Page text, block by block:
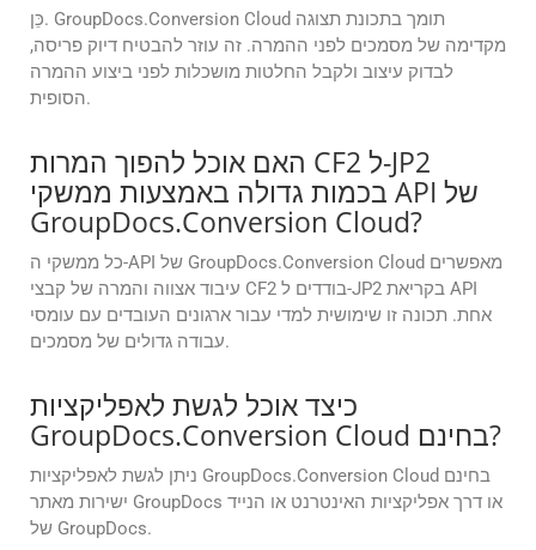
כֵּן. GroupDocs.Conversion Cloud תומך בתכונת תצוגה
מקדימה של מסמכים לפני ההמרה. זה עוזר להבטיח דיוק פריסה,
לבדוק עיצוב ולקבל החלטות מושכלות לפני ביצוע ההמרה
הסופית.
האם אוכל להפוך המרות CF2 ל-JP2
בכמות גדולה באמצעות ממשקי API של
GroupDocs.Conversion Cloud?
כל ממשקי ה-API של GroupDocs.Conversion Cloud מאפשרים
עיבוד אצווה והמרה של קבצי CF2 בודדים ל-JP2 בקריאת API
אחת. תכונה זו שימושית למדי עבור ארגונים העובדים עם עומסי
עבודה גדולים של מסמכים.
כיצד אוכל לגשת לאפליקציות
GroupDocs.Conversion Cloud בחינם?
ניתן לגשת לאפליקציות GroupDocs.Conversion Cloud בחינם
ישירות מאתר GroupDocs או דרך אפליקציות האינטרנט או הנייד
של GroupDocs.